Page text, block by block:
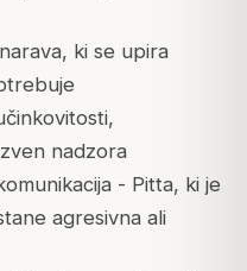
ki se upira
nadzora
- Pitta, ki je
agresivna ali